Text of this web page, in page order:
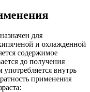
для
и охлажденной
содержимое
до получения
употребляется внутрь
применения